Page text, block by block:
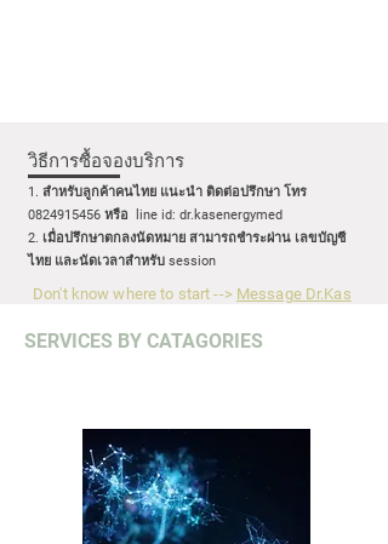
วิธีการซื้อจองบริการ
1. สำหรับลูกค้าคนไทย แนะนำ ติดต่อปรึกษา โทร
0824915456 หรือ line id: dr.kasenergymed
2. เมื่อปรึกษาตกลงนัดหมาย สามารถชำระผ่าน เลขบัญชี
ไทย และนัดเวลาสำหรับ session
Don't know where to start --> Message Dr.Kas
SERVICES BY CATAGORIES